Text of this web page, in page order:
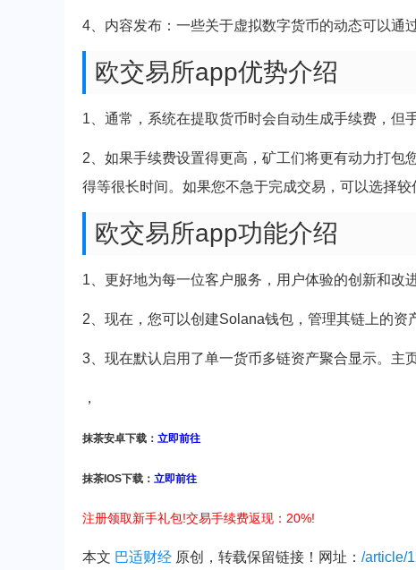
4、内容发布：一些关于虚拟数字货币的动态可以通
欧交易所app优势介绍
1、通常，系统在提取货币时会自动生成手续费，但
2、如果手续费设置得更高，矿工们将更有动力打包
得等很长时间。如果您不急于完成交易，可以选择较
欧交易所app功能介绍
1、更好地为每一位客户服务，用户体验的创新和改
2、现在，您可以创建Solana钱包，管理其链上的资
3、现在默认启用了单一货币多链资产聚合显示。主
，
抹茶安卓下载： 立即前往
抹茶IOS下载： 立即前往
注册领取新手礼包!交易手续费返现：20%!
本文 巴适财经 原创，转载保留链接！网址： /article/